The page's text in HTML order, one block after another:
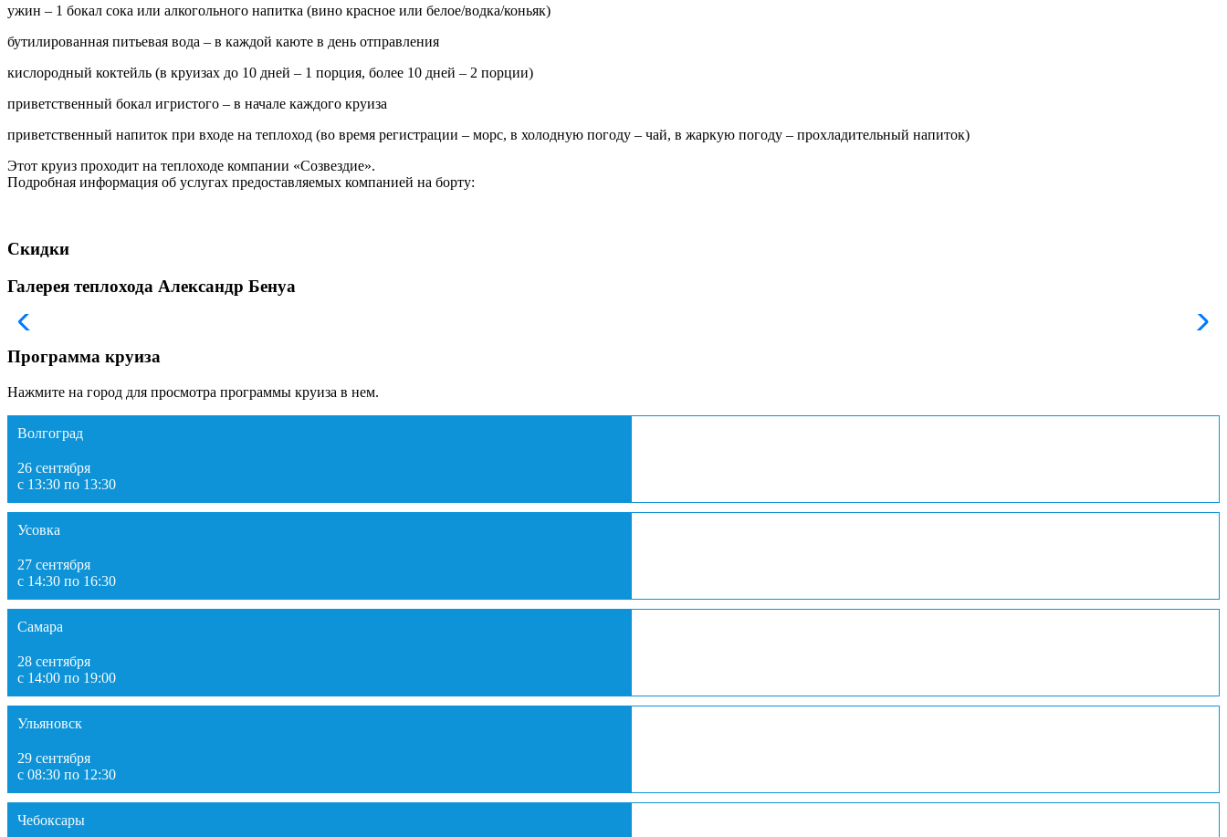
ужин – 1 бокал сока или алкогольного напитка (вино красное или белое/водка/коньяк)
бутилированная питьевая вода – в каждой каюте в день отправления
кислородный коктейль (в круизах до 10 дней – 1 порция, более 10 дней – 2 порции)
приветственный бокал игристого – в начале каждого круиза
приветственный напиток при входе на теплоход (во время регистрации – морс, в холодную погоду – чай, в жаркую погоду – прохладительный напиток)
Этот круиз проходит на теплоходе компании «Созвездие».
Подробная информация об услугах предоставляемых компанией на борту:
Скидки
Галерея теплохода Александр Бенуа
Программа круиза
Нажмите на город для просмотра программы круиза в нем.
Волгоград
26 сентября
с 13:30 по 13:30
Усовка
27 сентября
с 14:30 по 16:30
Самара
28 сентября
с 14:00 по 19:00
Ульяновск
29 сентября
с 08:30 по 12:30
Чебоксары